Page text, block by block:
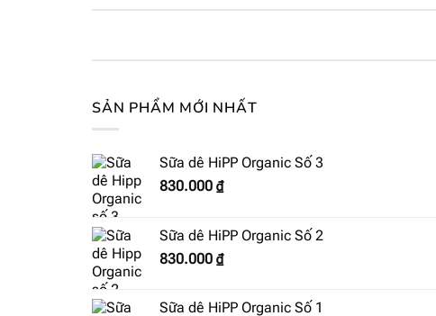
SẢN PHẨM MỚI NHẤT
Sữa dê HiPP Organic Số 3
830.000 ₫
Sữa dê HiPP Organic Số 2
830.000 ₫
Sữa dê HiPP Organic Số 1